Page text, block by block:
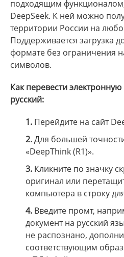
подходящим
DeepSeek. К ней можно
территории России на
Поддерживается загрузка
формате без ограничения
символов.
Как перевести электронную
русский:
1. Перейдите на сайт
2.Для большей
«DeepThink (R1)».
3. Кликните по значку
оригинал или
компьютера в строку
4. Введите промт,
документ на русский
не распознано,
соответствующим